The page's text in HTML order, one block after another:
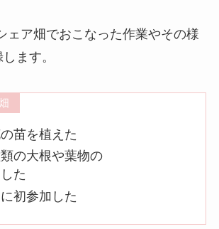
ェア畑でおこなった作業やその様
ます。
苗を植えた
の大根や葉物の
た
初参加した